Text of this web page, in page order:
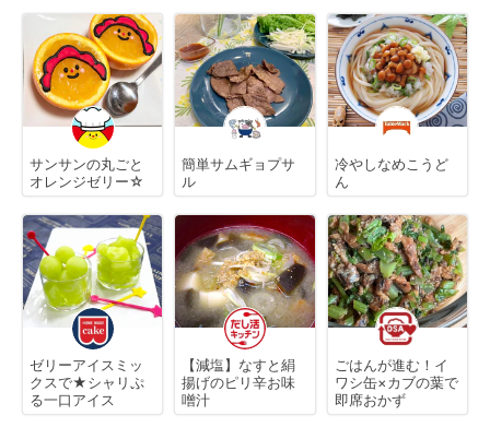
サンサンの丸ごと
オレンジゼリー☆
簡単サムギョプサ
ル
冷やしなめこうど
ん
ゼリーアイスミッ
クスで★シャリぷ
る一口アイス
【減塩】なすと絹
揚げのピリ辛お味
噌汁
ごはんが進む！イ
ワシ缶×カブの葉で
即席おかず